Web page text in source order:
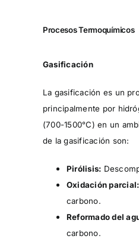
Procesos Termoquímicos
Gasificación
La gasificación es un
principalmente por
(700-1500°C) en un
de la gasificación son:
Pirólisis:
Oxidación parcial:
carbono.
Reformado del
carbono.